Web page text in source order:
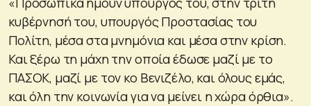
κυβέρνησή του, υπουργός Προστασίας του
Πολίτη, μέσα στα μνημόνια και μέσα στην κρίση.
Και ξέρω τη μάχη την οποία έδωσε μαζί με το
ΠΑΣΟΚ, μαζί με τον κο Βενιζέλο, και όλους εμάς,
και όλη την κοινωνία για να μείνει η χώρα όρθια».